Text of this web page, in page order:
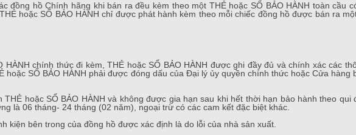
đồng hồ Chính hãng khi bán ra đều kèm theo một THẺ hoặc SỔ BẢO HÀNH toàn cầu
hoặc SỔ BẢO HÀNH chỉ được phát hành kèm theo mỗi chiếc đồng hồ được bán ra
HÀNH chính thức đi kèm, THẺ hoặc SỔ BẢO HÀNH được ghi đầy đủ và chính xác các
hoặc SỔ BẢO HÀNH phải được đóng dấu của Đại lý ủy quyền chính thức hoặc Cửa hàng
hoặc SỔ BẢO HÀNH và không được gia hạn sau khi hết thời hạn bảo hành theo qui
là 06 tháng- 24 tháng (02 năm), ngoại trừ có các cam kết đặc biệt khác.
kiện bên trong của đồng hồ được xác định là do lỗi của nhà sản xuất.